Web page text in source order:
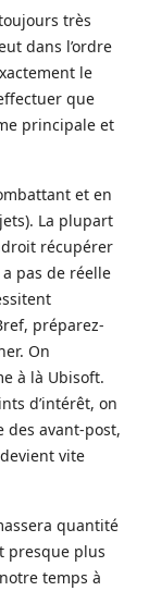
très
dans l’ordre
le
que
principale et
et en
La plupart
récupérer
pas de réelle
préparez-
On
à là Ubisoft.
d’intérêt, on
des avant-post,
vite
quantité
presque plus
temps à